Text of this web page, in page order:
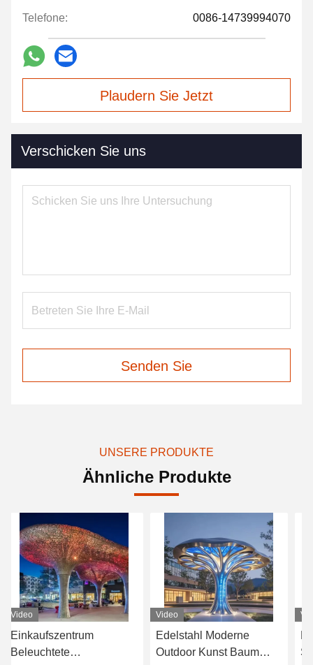
Telefone: 0086-14739994070
Plaudern Sie Jetzt
Verschicken Sie uns
Senden Sie
UNSERE PRODUKTE
Ähnliche Produkte
Video
Edelstahl Moderne
Outdoor Kunst Baum
Video
Baum inspirierte Skulptur
Schatten Baldachin